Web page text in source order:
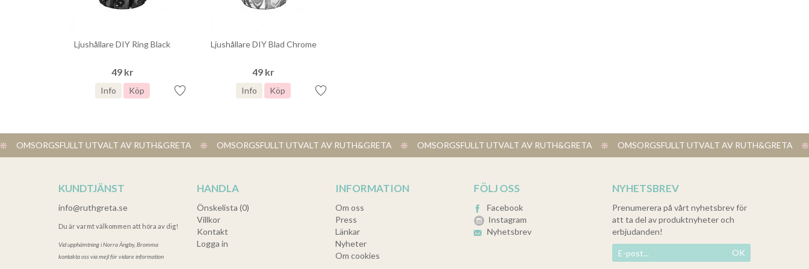
Ljushållare DIY Ring Black
49 kr
Info Köp
Ljushållare DIY Blad Chrome
49 kr
Info Köp
OMSORGSFULLT UTVALT AV RUTH&GRETA OMSORGSFULLT UTVALT AV RUTH&GRETA ​ OMSORGSFULLT UTVALT AV RUTH&GRETA ​ OMSORGSFULLT UTVALT AV RUTH&GRETA
KUNDTJÄNST
info@ruthgreta.se
Du är varmt välkommen att höra av dig!
Vid upphämtning iNorra Ängby, Bromma
kontakta oss via mejl för vidare information
HANDLA
Önskelista (0)
Villkor
Kontakt
Logga in
INFORMATION
Om oss
Press
Länkar
Nyheter
Om cookies
FÖLJ OSS
Facebook
Instagram
Nyhetsbrev
NYHETSBREV
Prenumerera på vårt nyhetsbrev för
att ta del av produktnyheter och
erbjudanden!
OK